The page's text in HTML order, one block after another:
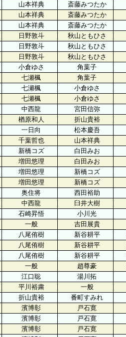
山本祥典 斎藤みつたか
山本祥典 斎藤みつたか
山本祥典 斎藤みつたか
日野敦斗 秋山ともひさ
日野敦斗 秋山ともひさ
日野敦斗 秋山ともひさ
小倉ゆさ 角葉子
七瀬楓 角葉子
七瀬楓 小倉ゆさ
七瀬楓 小倉ゆさ
中西龍 宮田信弥
楢原和人 折山貴裕
一日向 松本慶吾
千葉哲也 山本祥典
新橋コズ 白田みお
増田悠理 白田みお
増田悠理 新橋コズ
増田悠理 新橋コズ
奥住将 西田裕助
中西龍 臼井大樹
石崎昇悟 小川光
一般 吉田展貴
八尾侑樹 新谷耕平
八尾侑樹 新谷耕平
八尾侑樹 新谷耕平
一般 趙尊豪
江口聡 湯川拓
平川裕粛 一般
折山貴裕 番町すみれ
濱博彰 戸石寛
濱博彰 戸石寛
濱博彰 戸石寛